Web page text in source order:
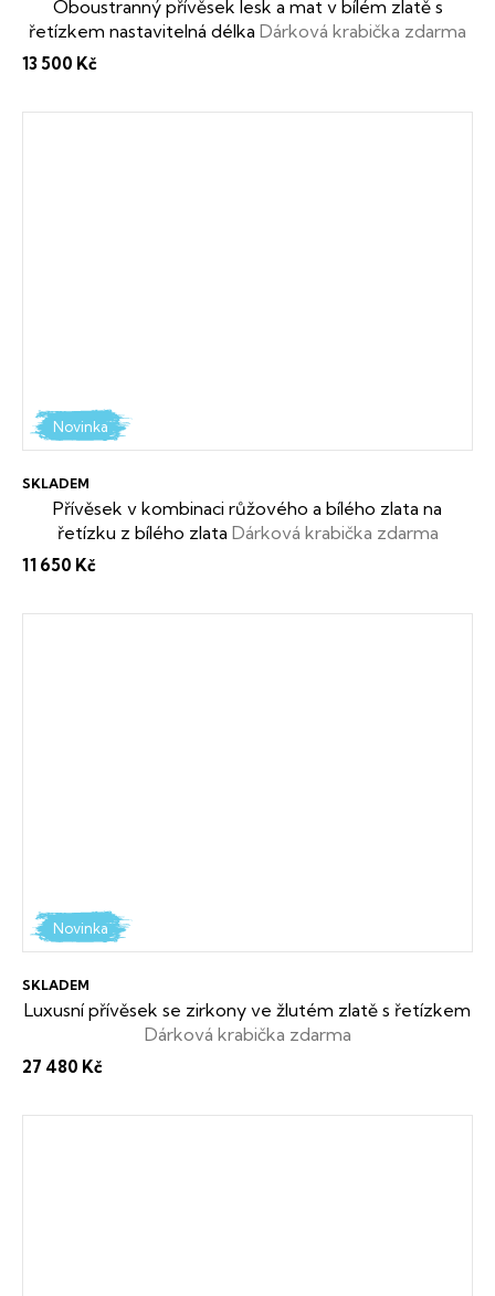
Oboustranný přívěsek lesk a mat v bílém zlatě s
řetízkem nastavitelná délka Dárková krabička zdarma
13 500 Kč
Novinka
Přívěsek v kombinaci růžového a bílého zlata na
řetízku z bílého zlata Dárková krabička zdarma
SKLADEM
11 650 Kč
Novinka
Luxusní přívěsek se zirkony ve žlutém zlatě s řetízkem
Dárková krabička zdarma
SKLADEM
27 480 Kč